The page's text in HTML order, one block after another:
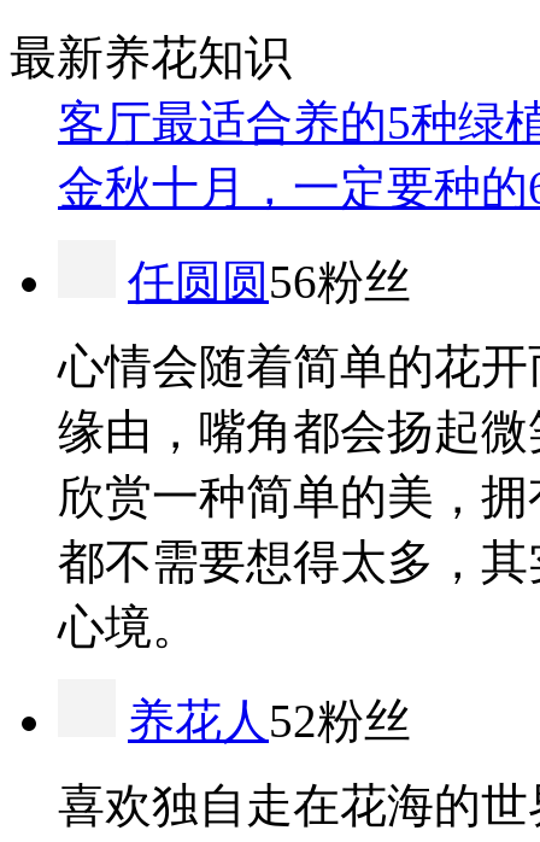
最新养花知识
客厅最适合养的5种绿
金秋十月，一定要种
任圆圆56粉丝
心情会随着简单的花
缘由，嘴角都会扬起
欣赏一种简单的美，
都不需要想得太多，
心境。
养花人 52粉丝
喜欢独自走在花海的